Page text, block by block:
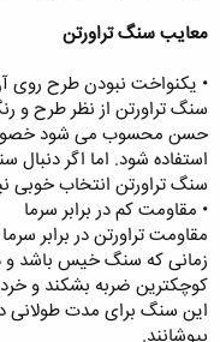
معایب سنگ تراورتن
• یکنواخت نبودن طرح روی
سنگ تراورتن از نظر طرح و
حسن محسوب می شود خصوصا
استفاده شود. اما اگر
سنگ تراورتن انتخاب خوبی
• مقاومت کم در برابر سرما
مقاومت تراورتن در برابر
زمانی که سنگ خیس باشد و
کوچکترین ضربه بشکند و
این سنگ برای مدت طولانی
بپوشانند.